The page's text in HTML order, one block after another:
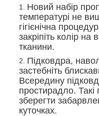
Новий набір
температурі не
гігієнічна
закріпіть колір на
тканини.
Підковдра,
застебніть
Всередину
простирадло. Такі
зберегти
куточках.